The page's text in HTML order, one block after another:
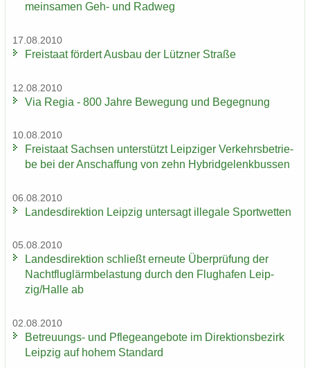
mein­sa­men Geh- und Rad­weg
17.08.2010
Frei­staat för­dert Aus­bau der Lütz­ner Stra­ße
12.08.2010
Via Regia - 800 Jahre Be­we­gung und Be­geg­nung
10.08.2010
Frei­staat Sach­sen un­ter­stützt Leip­zi­ger Ver­kehrs­be­trie­
be bei der An­schaf­fung von zehn Hy­brid­ge­lenk­bus­sen
06.08.2010
Lan­des­di­rek­ti­on Leip­zig un­ter­sagt il­le­ga­le Sport­wet­ten
05.08.2010
Lan­des­di­rek­ti­on schließt er­neu­te Über­prü­fung der
Nacht­flug­lärm­be­las­tung durch den Flug­ha­fen Leip­
zig/Halle ab
02.08.2010
Betreuungs-​ und Pfle­ge­an­ge­bo­te im Di­rek­ti­ons­be­zirk
Leip­zig auf hohem Stan­dard